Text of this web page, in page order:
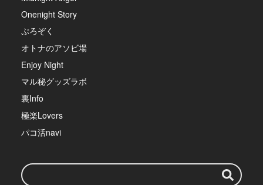
Onenight Story
ぷろぞく
オトナのアソビ場
Enjoy Night
マル秘グッズラボ
裏Info
極楽Lovers
パコ活navi
検